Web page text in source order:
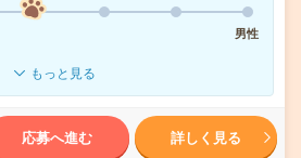
男性
もっと見る
応募へ進む 詳しく見る